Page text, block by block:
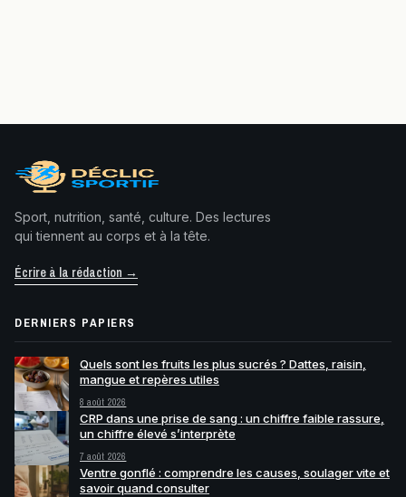
Sport, nutrition, santé, culture. Des lectures
qui tiennent au corps et à la tête.
Écrire à la rédaction →
DERNIERS PAPIERS
Quels sont les fruits les plus sucrés ? Dattes, raisin,
mangue et repères utiles
8 août 2026
CRP dans une prise de sang : un chiffre faible rassure,
un chiffre élevé s’interprète
7 août 2026
Ventre gonflé : comprendre les causes, soulager vite et
savoir quand consulter